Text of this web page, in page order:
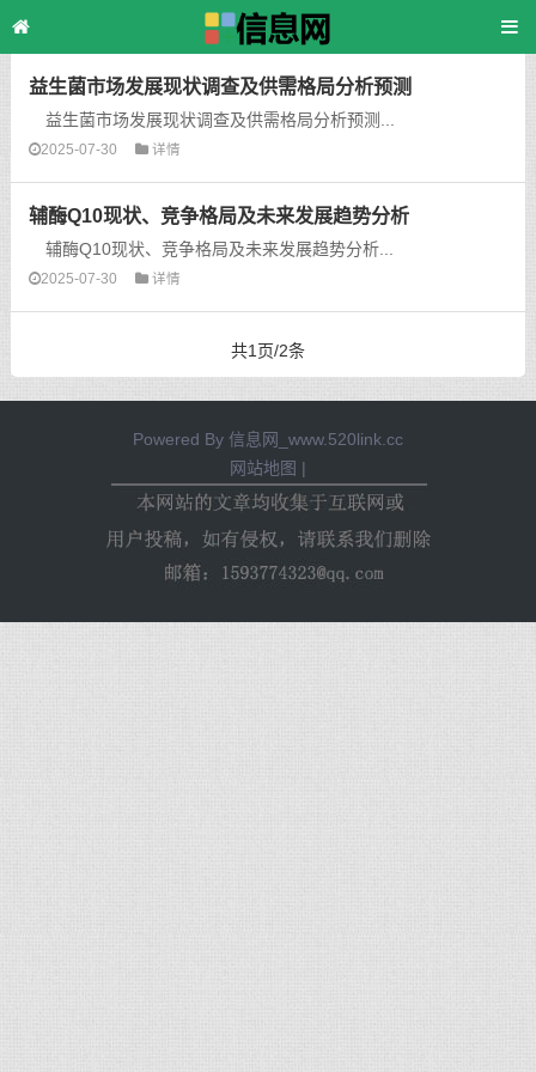
> 琉璃河
益生菌市场发展现状调查及供需格局分析预测
益生菌市场发展现状调查及供需格局分析预测...
2025-07-30 详情
辅酶Q10现状、竞争格局及未来发展趋势分析
辅酶Q10现状、竞争格局及未来发展趋势分析...
2025-07-30 详情
共1页/2条
Powered By 信息网_www.520link.cc
网站地图 |